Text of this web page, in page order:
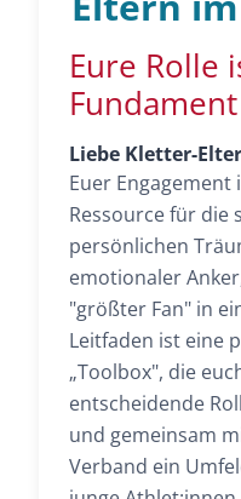
Eure Rolle
Fundament
Liebe Kletter-
Euer
Ressource für die
persönlichen
emotionaler
"größter Fan" in
Leitfaden ist eine
„Toolbox", die
entscheidende
und gemeinsam
Verband ein